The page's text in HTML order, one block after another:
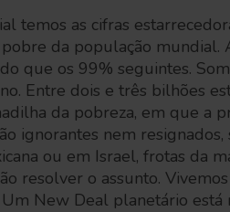
temos as cifras
da população
que os 99% seguintes.
Entre dois e três bilhões
da pobreza, em que a
ignorantes nem
ou em Israel, frotas da
resolver o assunto.
New Deal planetário está